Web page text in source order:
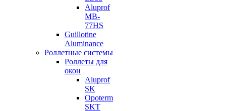
Aluprof
MB-
77HS
Guillotine
Aluminance
Роллетные системы
Роллеты для
окон
Aluprof
SK
Opoterm
SKT